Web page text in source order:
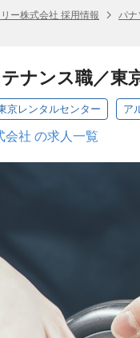
ー株式会社 採用情報 パナ
ナンス職／東
京レンタルセンター ア
会社 の求人一覧